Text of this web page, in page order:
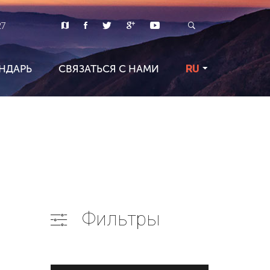
СВЯЗАТЬСЯ С НАМИ RU
Фильтры